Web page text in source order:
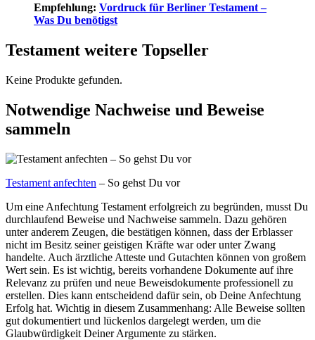
Empfehlung: Vordruck für Berliner Testament –
Was Du benötigst
Testament weitere Topseller
Keine Produkte gefunden.
Notwendige Nachweise und Beweise
sammeln
Testament anfechten – So gehst Du vor
Um eine Anfechtung Testament erfolgreich zu begründen, musst Du
durchlaufend Beweise und Nachweise sammeln. Dazu gehören
unter anderem Zeugen, die bestätigen können, dass der Erblasser
nicht im Besitz seiner geistigen Kräfte war oder unter Zwang
handelte. Auch ärztliche Atteste und Gutachten können von großem
Wert sein. Es ist wichtig, bereits vorhandene Dokumente auf ihre
Relevanz zu prüfen und neue Beweisdokumente professionell zu
erstellen. Dies kann entscheidend dafür sein, ob Deine Anfechtung
Erfolg hat. Wichtig in diesem Zusammenhang: Alle Beweise sollten
gut dokumentiert und lückenlos dargelegt werden, um die
Glaubwürdigkeit Deiner Argumente zu stärken.